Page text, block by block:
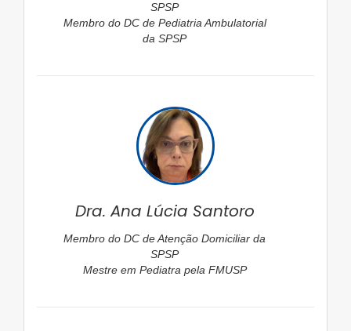
SPSP
Membro do DC de Pediatria Ambulatorial
da SPSP
Dra. Ana Lúcia Santoro
Membro do DC de Atenção Domiciliar da
SPSP
Mestre em Pediatra pela FMUSP